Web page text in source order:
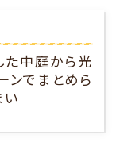
中庭から光
ンでまとめら